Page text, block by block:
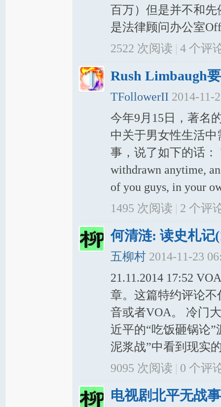
百万）但是并不和
是法律顾问办公室
2522 次阅读 | 4个评
Rush Limbaugh
TFollowerII 2014-11-
今年9月15日，著名
中关于男女性生活中
事，说了如下的话：
withdrawn anytime,
of you guys, in your
1495 次阅读 | 2 个评
何清涟: 读史札记
五柳村 2014-11-23
21.11.2014 17:52
章。这篇特约评论
音或者VOA。 冷门
近平的“吃饭砸锅论
泥浆战”中看到现实
9095 次阅读 | 0 个评
电视剧北平无战